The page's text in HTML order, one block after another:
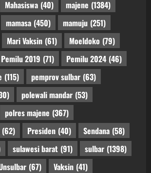
Mahasiswa (40) majene (1384)
mamasa (450) mamuju (251)
Mari Vaksin (61) Moeldoko (79)
Pemilu 2019 (71) Pemilu 2024 (46)
(115) pemprov sulbar (63)
polewali mandar (53)
polres majene (367)
(62) Presiden (40) Sendana (58)
sulawesi barat (91) sulbar (1398)
(67) Vaksin (41)